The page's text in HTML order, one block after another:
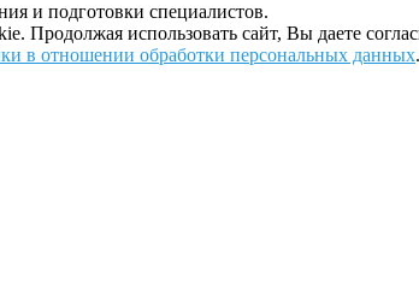
и подготовки специалистов.
Продолжая использовать сайт, Вы даете
в отношении обработки персональных данных.